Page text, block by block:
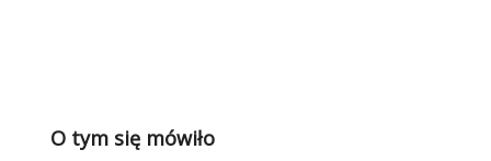
O tym się mówiło